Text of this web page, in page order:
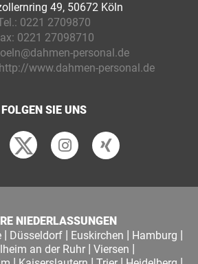
49, 50672 Köln
0221 2709870
0221 27098710
personal.de
http://www.dahmen-personal.de
FOLGEN SIE UNS
NIEDERLASSUNGEN
| Düsseldorf| Euskirchen | Hamburg |
an der Ruhr| Viersen |